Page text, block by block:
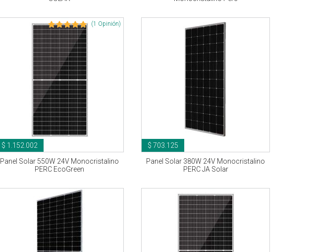
(1 Opinión)
$ 1.152.002
Panel Solar 550W 24V Monocristalino
PERC EcoGreen
$ 703.125
Panel Solar 380W 24V Monocristalino
PERC JA Solar